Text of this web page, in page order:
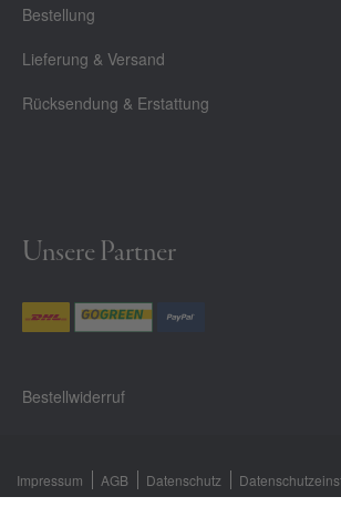
Bestellung
Lieferung & Versand
Rücksendung & Erstattung
Unsere Partner
Bestellwiderruf
Impressum AGB Datenschutz